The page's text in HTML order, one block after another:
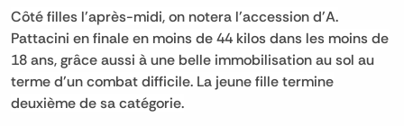
Côté filles l'après-midi, on notera l'accession d'A.
Pattacini en finale en moins de 44 kilos dans les moins de
18 ans, grâce aussi à une belle immobilisation au sol au
terme d'un combat difficile. La jeune fille termine
deuxième de sa catégorie.